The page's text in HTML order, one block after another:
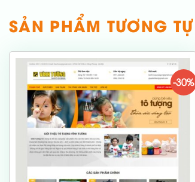
SẢN PHẨM TƯƠNG TỰ
-30%